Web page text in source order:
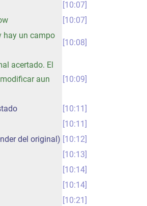
10:07
10:07
hay un campo
10:08
acertado. El
aun
10:09
10:11
10:11
del original) 10:12
10:13
10:14
10:14
10:21